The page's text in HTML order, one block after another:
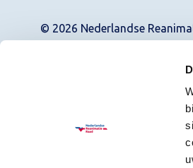
© 2026 Nederlandse